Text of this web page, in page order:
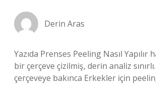
Derin Aras
Yazıda Prenses Peeling Nasıl Yapılır
bir çerçeve çizilmiş, derin analiz
çerçeveye bakınca Erkekler için